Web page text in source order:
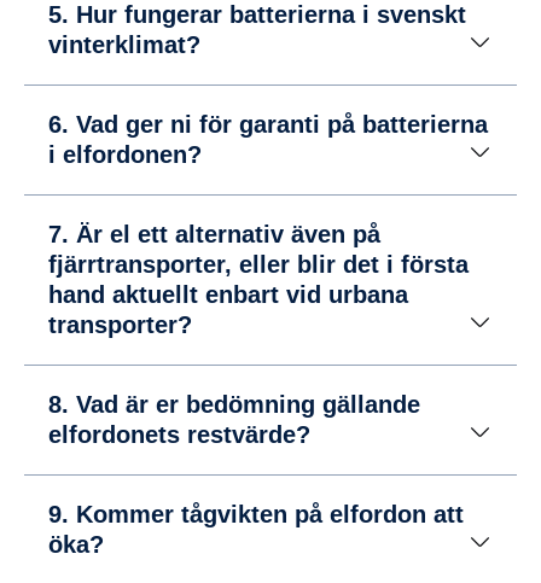
5. Hur fungerar batterierna i svenskt
vinterklimat?
6. Vad ger ni för garanti på batterierna
i elfordonen?
7. Är el ett alternativ även på
fjärrtransporter, eller blir det i första
hand aktuellt enbart vid urbana
transporter?
8. Vad är er bedömning gällande
elfordonets restvärde?
9. Kommer tågvikten på elfordon att
öka?